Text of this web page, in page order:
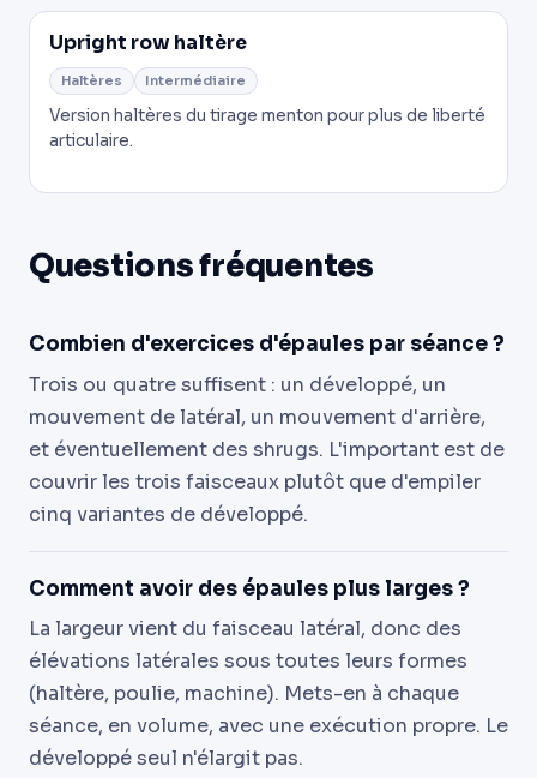
Upright row haltère
Haltères Intermédiaire
Version haltères du tirage menton pour plus de liberté
articulaire.
Questions fréquentes
Combien d'exercices d'épaules par séance ?
Trois ou quatre suffisent : un développé, un
mouvement de latéral, un mouvement d'arrière,
et éventuellement des shrugs. L'important est de
couvrir les trois faisceaux plutôt que d'empiler
cinq variantes de développé.
Comment avoir des épaules plus larges ?
La largeur vient du faisceau latéral, donc des
élévations latérales sous toutes leurs formes
(haltère, poulie, machine). Mets-en à chaque
séance, en volume, avec une exécution propre. Le
développé seul n'élargit pas.